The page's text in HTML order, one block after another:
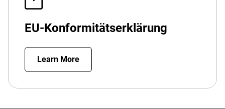
EU-Konformitätserklärung
Learn More